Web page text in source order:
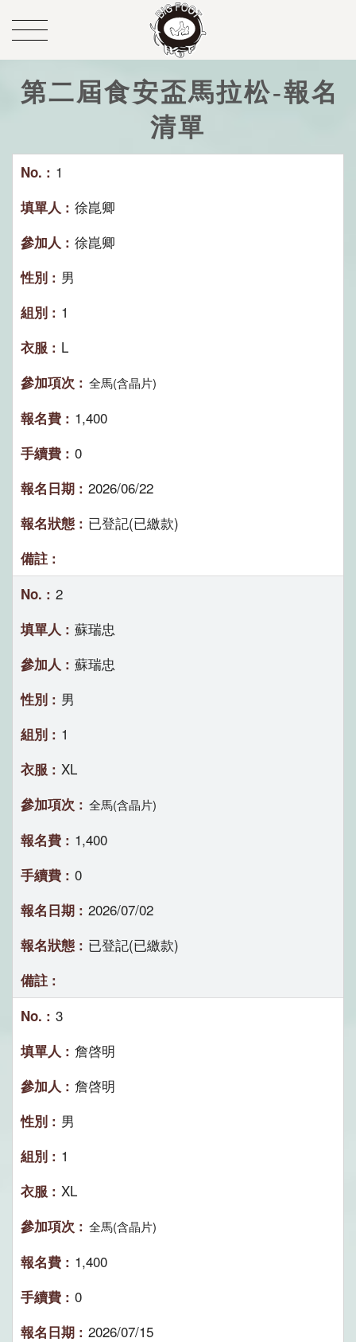
第二屆食安盃馬拉松-報名
清單
1
徐崑卿
徐崑卿
男
1
L
全馬(含晶片)
1,400
0
2026/06/22
已登記(已繳款)
2
蘇瑞忠
蘇瑞忠
男
1
XL
全馬(含晶片)
1,400
0
2026/07/02
已登記(已繳款)
3
詹啓明
詹啓明
男
1
XL
全馬(含晶片)
1,400
0
2026/07/15